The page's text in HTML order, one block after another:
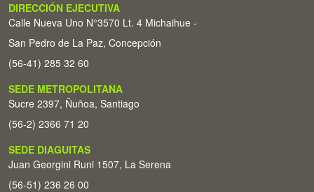
DIRECCIÓN EJECUTIVA
Calle Nueva Uno N°3570 Lt. 4 Michaihue -
San Pedro de La Paz, Concepción
(56-41) 285 32 60
SEDE METROPOLITANA
Sucre 2397, Ñuñoa, Santiago
(56-2) 2366 71 20
SEDE DIAGUITAS
Juan Georgini Runi 1507, La Serena
(56-51) 236 26 00